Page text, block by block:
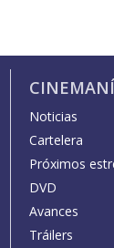
Noticias
Cartelera
Próximos
DVD
Avances
Tráilers